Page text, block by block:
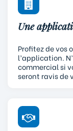
Une
Profitez de vos
l’application.
commercial si
seront ravis de